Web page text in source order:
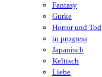
Fantasy
Gurke
Horror und Tod
in progress
Japanisch
Keltisch
Liebe